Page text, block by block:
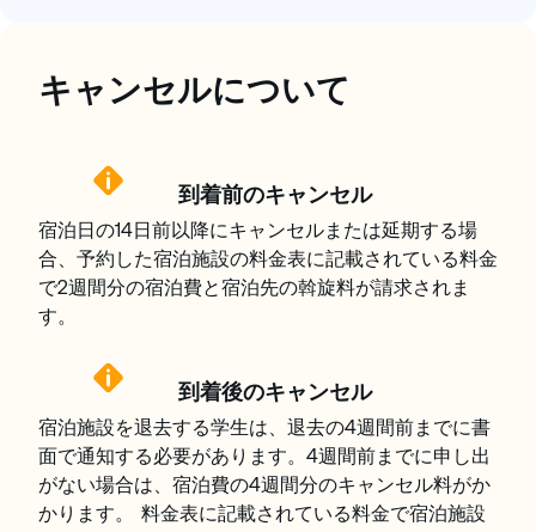
キャンセルについて
到着前のキャンセル
宿泊日の14日前以降にキャンセルまたは延期する場
合、予約した宿泊施設の料金表に記載されている料金
で2週間分の宿泊費と宿泊先の斡旋料が請求されま
す。
到着後のキャンセル
宿泊施設を退去する学生は、退去の4週間前までに書
面で通知する必要があります。4週間前までに申し出
がない場合は、宿泊費の4週間分のキャンセル料がか
かります。 料金表に記載されている料金で宿泊施設